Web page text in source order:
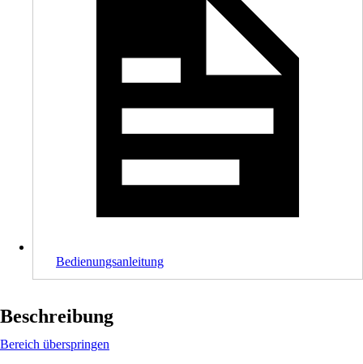
Bedienungsanleitung
Beschreibung
Bereich überspringen